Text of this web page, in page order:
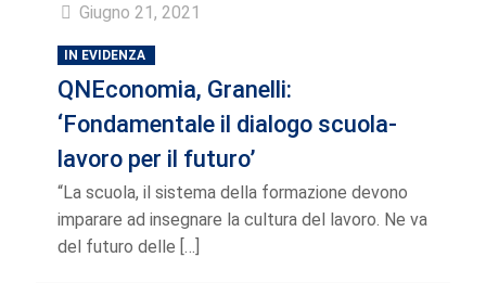
Giugno 21, 2021
IN EVIDENZA
QNEconomia, Granelli:
‘Fondamentale il dialogo scuola-
lavoro per il futuro’
“La scuola, il sistema della formazione devono
imparare ad insegnare la cultura del lavoro. Ne va
del futuro delle […]